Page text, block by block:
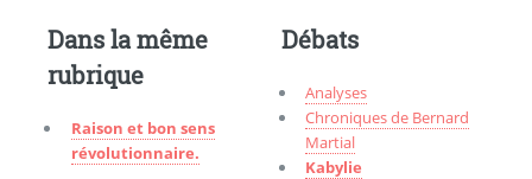
Dans la même
rubrique
Raison et bon sens
révolutionnaire.
Débats
Analyses
Chroniques de Bernard
Martial
Kabylie